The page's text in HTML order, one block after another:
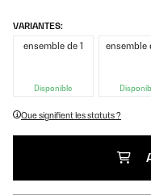
VARIANTES:
ensemble de 1
Disponible
ensemble
Que signifient les statuts ?